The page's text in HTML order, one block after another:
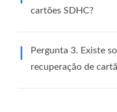
cartões SDHC?
Pergunta 3. Existe
recuperação de